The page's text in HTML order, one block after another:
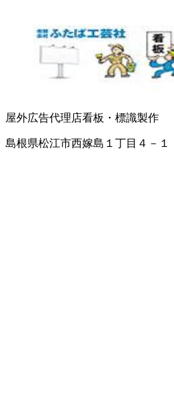
屋外広告代理店看板・標識製作
島根県松江市西嫁島１丁目４－１